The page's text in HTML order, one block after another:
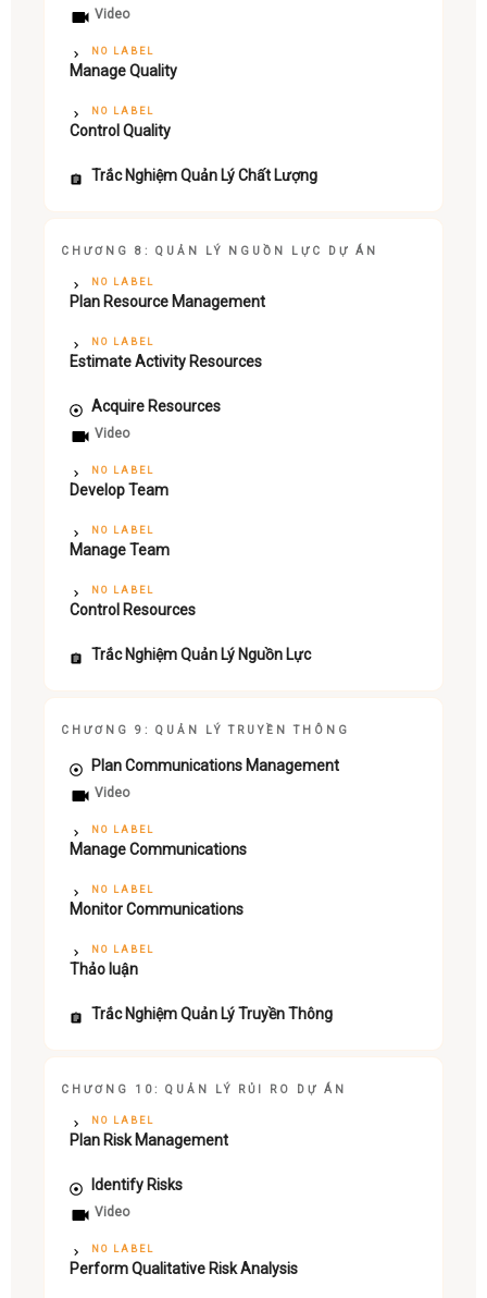
Video
NO LABEL
Manage Quality
NO LABEL
Control Quality
Trắc Nghiệm Quản Lý Chất Lượng
CHƯƠNG 8: QUẢN LÝ NGUỒN LỰC DỰ ÁN
NO LABEL
Plan Resource Management
NO LABEL
Estimate Activity Resources
Acquire Resources
Video
NO LABEL
Develop Team
NO LABEL
Manage Team
NO LABEL
Control Resources
Trắc Nghiệm Quản Lý Nguồn Lực
CHƯƠNG 9: QUẢN LÝ TRUYỀN THÔNG
Plan Communications Management
Video
NO LABEL
Manage Communications
NO LABEL
Monitor Communications
NO LABEL
Thảo luận
Trắc Nghiệm Quản Lý Truyền Thông
CHƯƠNG 10: QUẢN LÝ RỦI RO DỰ ÁN
NO LABEL
Plan Risk Management
Identify Risks
Video
NO LABEL
Perform Qualitative Risk Analysis